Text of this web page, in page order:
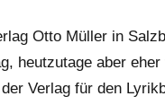
Otto Müller in
heutzutage aber
Verlag für den